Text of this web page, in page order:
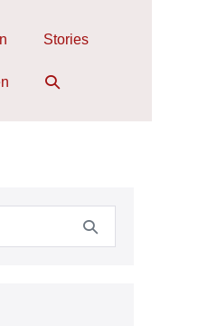
Stories
Suche-